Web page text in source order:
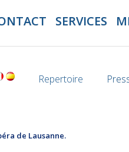
SERVICES
Repertoire
de Lausanne.